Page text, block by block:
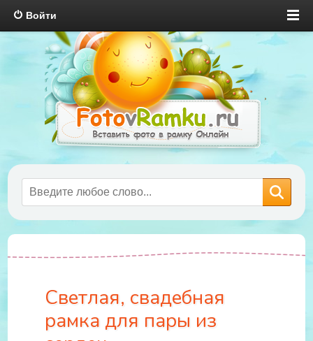
Войти
Светлая, свадебная
рамка для пары из